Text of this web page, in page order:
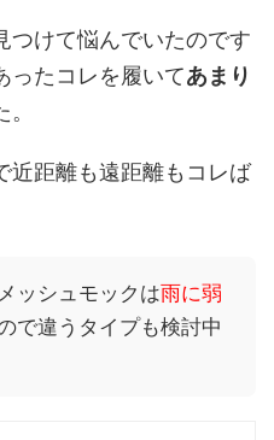
つけて悩んでいたのです
ったコレを履いてあまり
近距離も遠距離もコレば
ッシュモックは雨に弱
で違うタイプも検討中